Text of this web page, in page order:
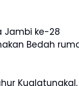
Jambi ke-28
Bedah
Kualatungkal,